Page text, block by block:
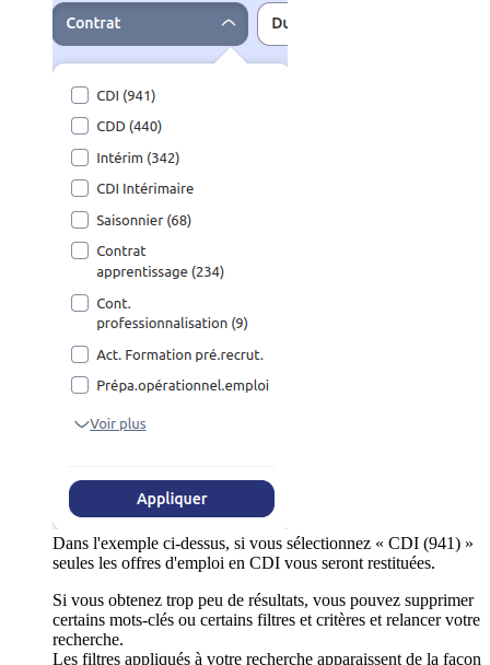
Dans l'exemple ci-dessus, si vous sélectionnez « CDI (941) »
seules les offres d'emploi en CDI vous seront restituées.
Si vous obtenez trop peu de résultats, vous pouvez supprimer
certains mots-clés ou certains filtres et critères et relancer votre
recherche.
Les filtres appliqués à votre recherche apparaissent de la façon